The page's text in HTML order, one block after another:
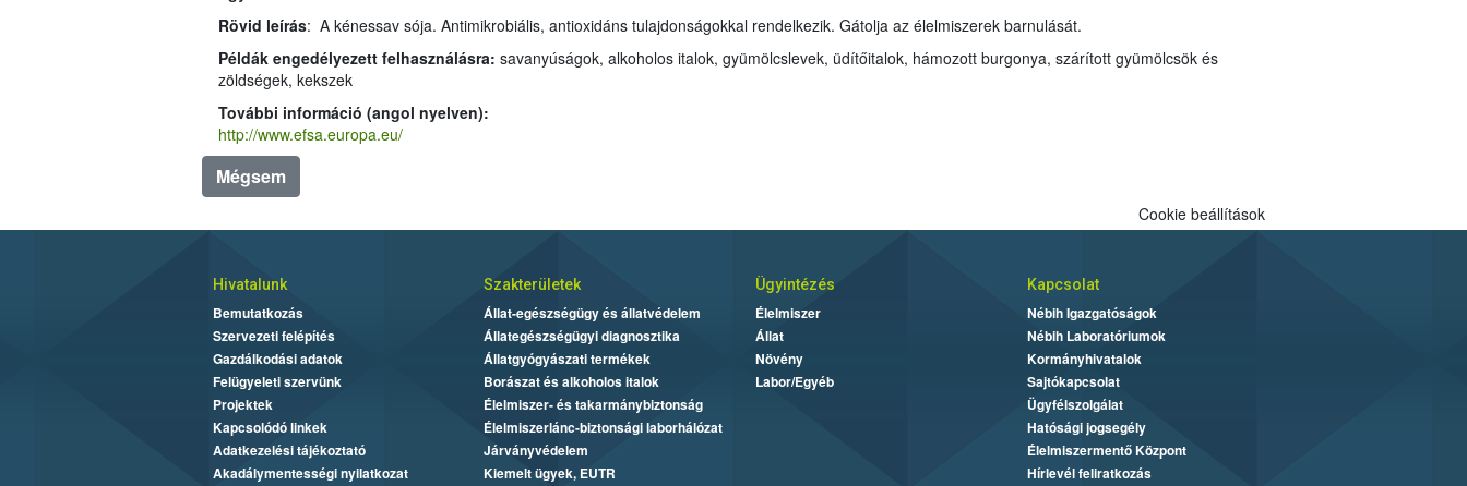
Rövid leírás: A kénessav sója. Antimikrobiális, antioxidáns tulajdonságokkal rendelkezik. Gátolja az élelmiszerek barnulását.
Példák engedélyezett felhasználásra: savanyúságok, alkoholos italok, gyümölcslevek, üdítőitalok, hámozott burgonya, szárított gyümölcsök és
zöldségek, kekszek
További információ (angol nyelven):
http://www.efsa.europa.eu/
Mégsem
Cookie beállítások
Hivatalunk
Bemutatkozás
Szervezeti felépítés
Gazdálkodási adatok
Felügyeleti szervünk
Projektek
Kapcsolódó linkek
Adatkezelési tájékoztató
Akadálymentességi nyilatkozat
Szakterületek
Állat-egészségügy és állatvédelem
Állategészségügyi diagnosztika
Állatgyógyászati termékek
Borászat és alkoholos italok
Élelmiszer- és takarmánybiztonság
Élelmiszerlánc-biztonsági laborhálózat
Járványvédelem
Kiemelt ügyek, EUTR
Ügyintézés
Élelmiszer
Állat
Növény
Labor/Egyéb
Kapcsolat
Nébih Igazgatóságok
Nébih Laboratóriumok
Kormányhivatalok
Sajtókapcsolat
Ügyfélszolgálat
Hatósági jogsegély
Élelmiszermentő Központ
Hírlevél feliratkozás